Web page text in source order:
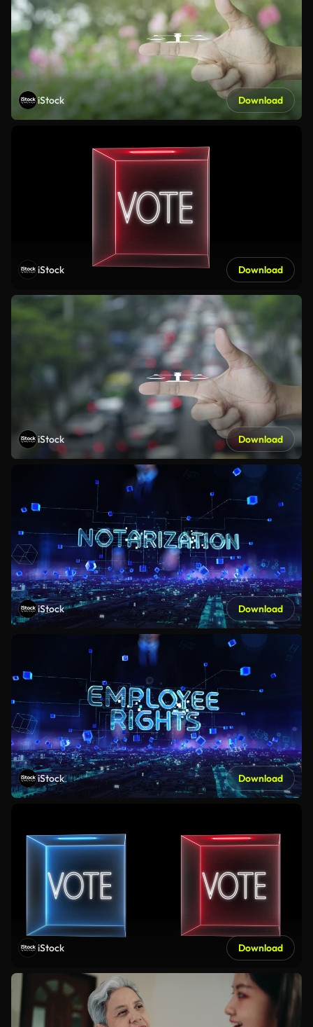
iStock Download
iStock Download
iStock Download
iStock Download
iStock Download
iStock Download